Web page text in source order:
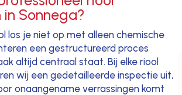
Sonnega?
los je niet op met alleen chemische
een gestructureerd proces
altijd centraal staat. Bij elke riool
wij een gedetailleerde inspectie uit,
onaangename verrassingen komt